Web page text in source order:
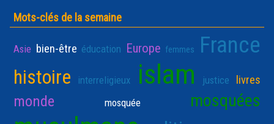
Mots-clés de la semaine
Asie bien-être éducation Europe femmes France
histoire interreligieux islam justice livres
monde mosquée mosquées